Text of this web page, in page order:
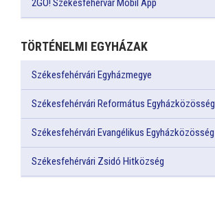
TÖRTÉNELMI EGYHÁZAK
Székesfehérvári Egyházmegye
Székesfehérvári Református Egyházközösség
Székesfehérvári Evangélikus Egyházközösség
Székesfehérvári Zsidó Hitközség